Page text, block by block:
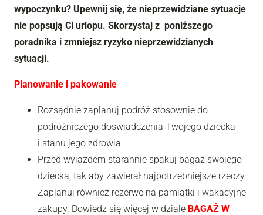
wypoczynku? Upewnij się, że nieprzewidziane sytuacje
nie popsują Ci urlopu. Skorzystaj z poniższego
poradnika i zmniejsz ryzyko nieprzewidzianych
sytuacji.
Planowanie i pakowanie
Rozsądnie zaplanuj podróż stosownie do
podróżniczego doświadczenia Twojego dziecka
i stanu jego zdrowia.
Przed wyjazdem starannie spakuj bagaż swojego
dziecka, tak aby zawierał najpotrzebniejsze rzeczy.
Zaplanuj również rezerwę na pamiątki i wakacyjne
zakupy. Dowiedz się więcej w dziale BAGAŻ W